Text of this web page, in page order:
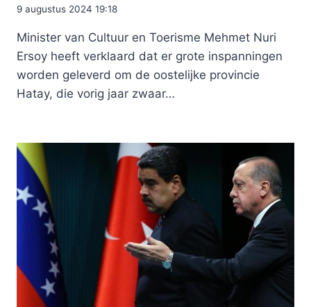
9 augustus 2024 19:18
Minister van Cultuur en Toerisme Mehmet Nuri
Ersoy heeft verklaard dat er grote inspanningen
worden geleverd om de oostelijke provincie
Hatay, die vorig jaar zwaar…